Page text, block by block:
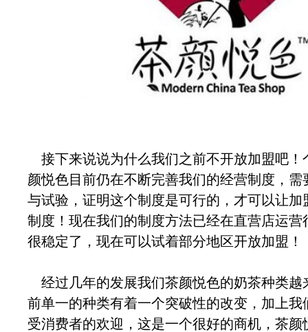
接下来说说为什么我们之前不开放加盟吧！
颜悦色目前仍在不断完善我们的经营制度，需
与试验，证明这个制度是可行的，才可以让加
制度！现在我们的制度方法已经在直营店运营
很稳定了，现在可以试着部分地区开放加盟！
经过几年的发展我们茶颜悦色的奶茶种类越
前单一的种类有着一个突破性的改变，加上我
受消费者的欢迎，这是一个很好的商机，茶颜